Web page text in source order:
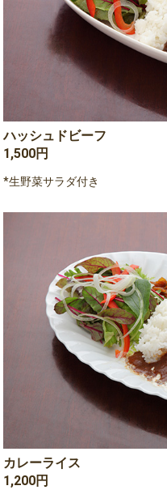
ハッシュドビーフ
1,500円
*生野菜サラダ付き
カレーライス
1,200円